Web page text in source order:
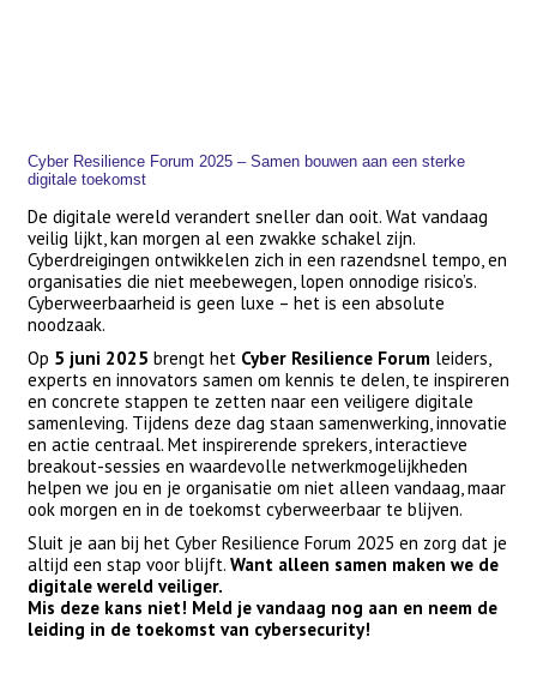
Cyber Resilience Forum 2025 – Samen bouwen aan een sterke
digitale toekomst
De digitale wereld verandert sneller dan ooit. Wat vandaag
veilig lijkt, kan morgen al een zwakke schakel zijn.
Cyberdreigingen ontwikkelen zich in een razendsnel tempo, en
organisaties die niet meebewegen, lopen onnodige risico’s.
Cyberweerbaarheid is geen luxe – het is een absolute
noodzaak.
Op 5 juni 2025 brengt het Cyber Resilience Forum leiders,
experts en innovators samen om kennis te delen, te inspireren
en concrete stappen te zetten naar een veiligere digitale
samenleving. Tijdens deze dag staan samenwerking, innovatie
en actie centraal. Met inspirerende sprekers, interactieve
breakout-sessies en waardevolle netwerkmogelijkheden
helpen we jou en je organisatie om niet alleen vandaag, maar
ook morgen en in de toekomst cyberweerbaar te blijven.
Sluit je aan bij het Cyber Resilience Forum 2025 en zorg dat je
altijd een stap voor blijft. Want alleen samen maken we de
digitale wereld veiliger.
Mis deze kans niet! Meld je vandaag nog aan en neem de
leiding in de toekomst van cybersecurity!